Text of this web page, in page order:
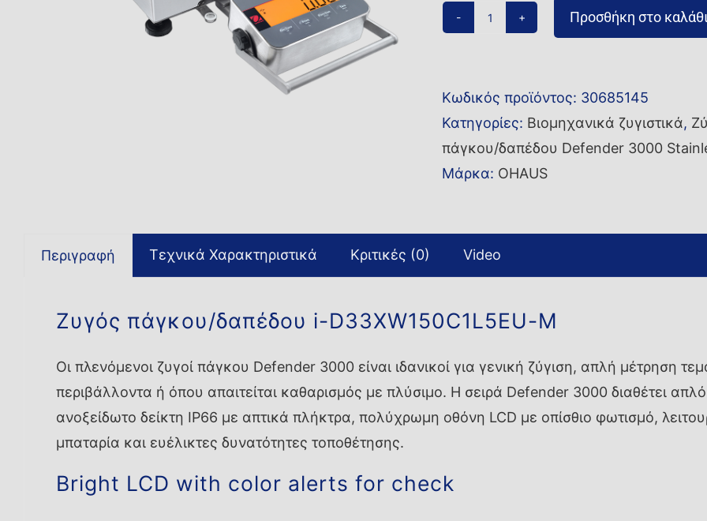
i-
D33XW150C1L5EU-
M
ποσότητα
Προσθήκη στο
Κωδικός προϊόντος: 30685145
Κατηγορίες: Βιομηχανικά ζυγιστικά,
πάγκου/δαπέδου Defender 3000
Μάρκα: OHAUS
Περιγραφή Τεχνικά Χαρακτηριστικά Κριτικές (0) Video
Ζυγός πάγκου/δαπέδου i-D33XW150C1L5EU-M
Οι πλενόμενοι ζυγοί πάγκου Defender 3000 είναι ιδανικοί για γενική ζύγιση, απλή μέτρηση
περιβάλλοντα ή όπου απαιτείται καθαρισμός με πλύσιμο. Η σειρά Defender 3000 διαθέτει
ανοξείδωτο δείκτη IP66 με απτικά πλήκτρα, πολύχρωμη οθόνη LCD με οπίσθιο φωτισμό,
μπαταρία και ευέλικτες δυνατότητες τοποθέτησης.
Bright LCD with color alerts for check